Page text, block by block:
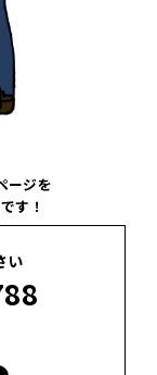
ージを
す！
い